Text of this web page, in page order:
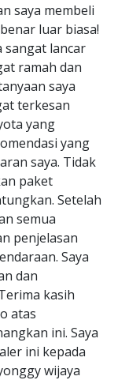
saya membeli
luar biasa!
sangat lancar
ramah dan
saya
terkesan
yang
yang
saya. Tidak
paket
Setelah
semua
penjelasan
Saya
dan
kasih
atas
ini. Saya
ini kepada
wijaya